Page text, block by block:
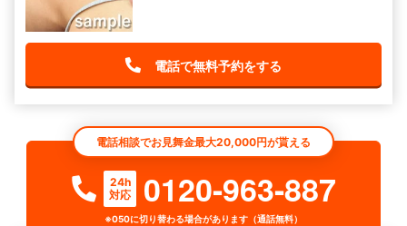
電話で無料予約をする
電話相談でお見舞金最大20,000円が貰える
24h
対応
0120-963-887
※050に切り替わる場合があります（通話無料）